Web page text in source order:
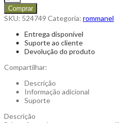
Comprar
SKU: 524749 Categoria: rommanel
Entrega disponível
Suporte ao cliente
Devolução do produto
Compartilhar:
Descrição
Informação adicional
Suporte
Descrição